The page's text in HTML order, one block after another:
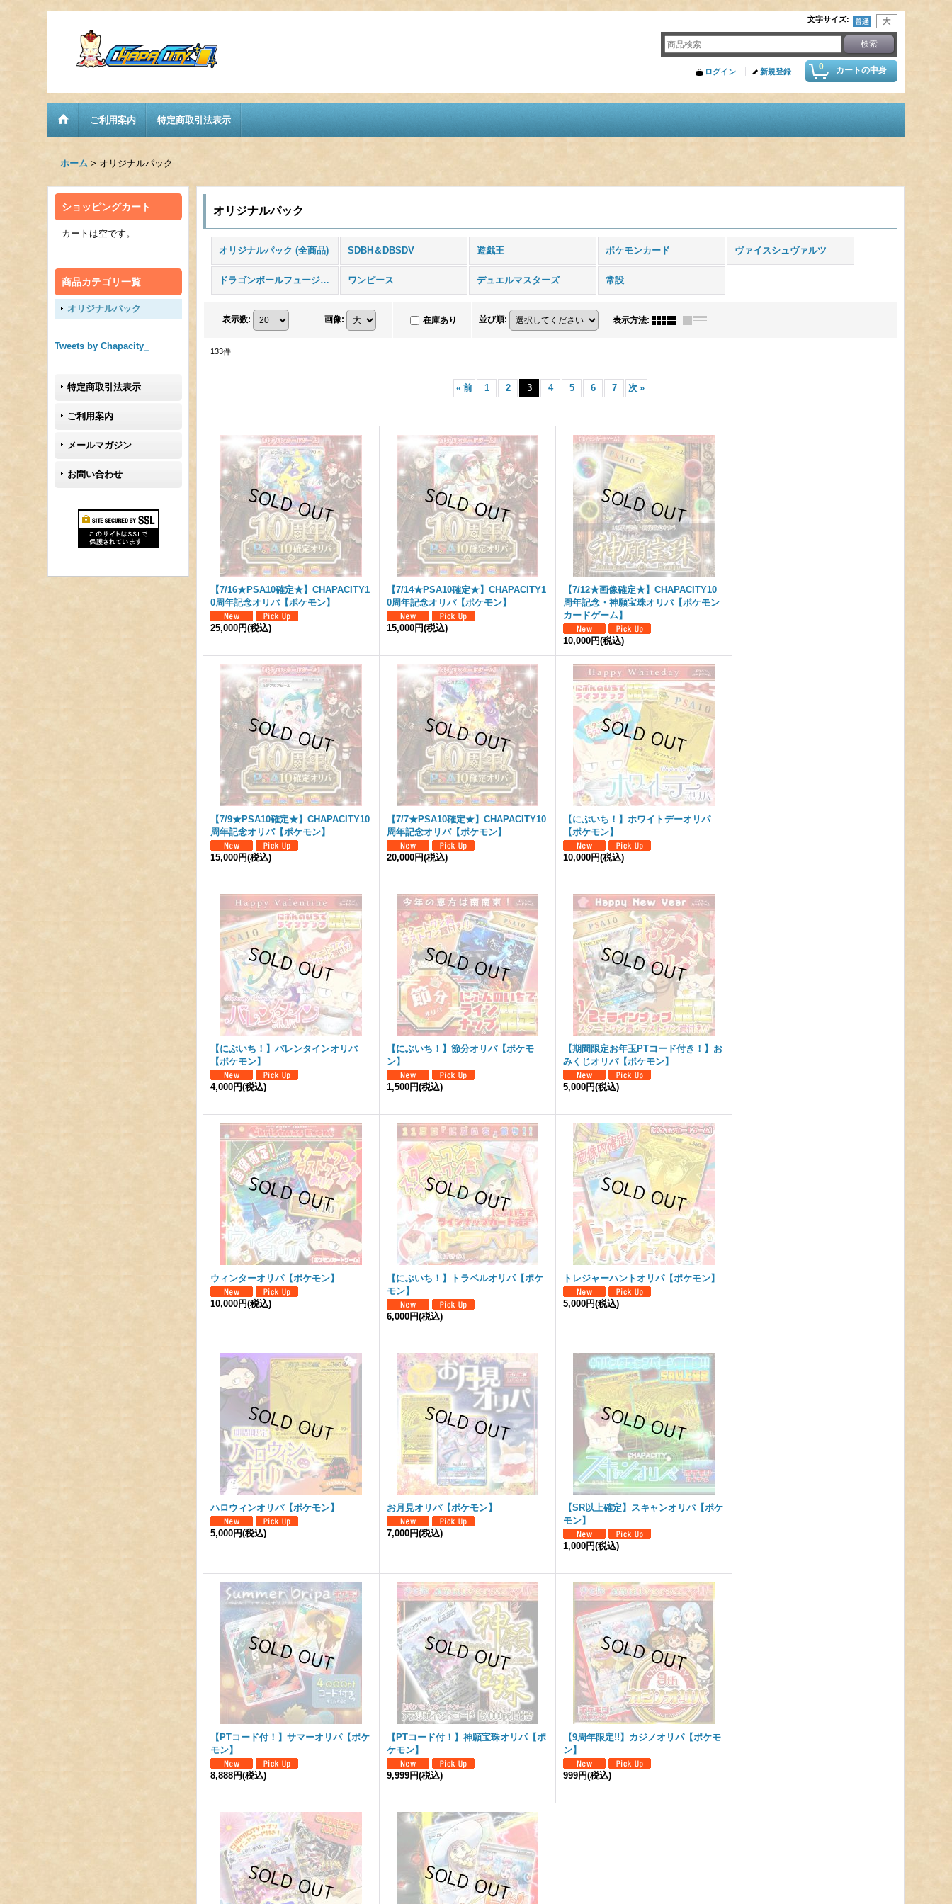
文字サイズ:
0 カートの中身
ログイン 新規登録
ご利用案内 特定商取引法表示
ホーム > オリジナルパック
ショッピングカート
カートは空です。
商品カテゴリ一覧
オリジナルパック
Tweets by Chapacity_
特定商取引法表示
ご利用案内
メールマガジン
お問い合わせ
オリジナルパック
オリジナルパック (全商品) SDBH＆DBSDV 遊戯王 ポケモンカード ヴァイスシュヴァルツ
ドラゴンボールフュージョンワールド ワンピース デュエルマスターズ 常設
表示数: 画像: 在庫あり 並び順: 表示方法:
133件
« 前 1 2 3 4 5 6 7 次 »
【7/16★PSA10確定★】CHAPACITY1
0周年記念オリパ【ポケモン】
25,000円(税込)
【7/14★PSA10確定★】CHAPACITY1
0周年記念オリパ【ポケモン】
15,000円(税込)
【7/12★画像確定★】CHAPACITY10
周年記念・神願宝珠オリパ【ポケモン
カードゲーム】
10,000円(税込)
【7/9★PSA10確定★】CHAPACITY10
周年記念オリパ【ポケモン】
15,000円(税込)
【7/7★PSA10確定★】CHAPACITY10
周年記念オリパ【ポケモン】
20,000円(税込)
【にぶいち！】ホワイトデーオリパ
【ポケモン】
10,000円(税込)
【にぶいち！】バレンタインオリパ
【ポケモン】
4,000円(税込)
【にぶいち！】節分オリパ【ポケモ
ン】
1,500円(税込)
【期間限定お年玉PTコード付き！】お
みくじオリパ【ポケモン】
5,000円(税込)
ウィンターオリパ【ポケモン】
10,000円(税込)
【にぶいち！】トラベルオリパ【ポケ
モン】
6,000円(税込)
トレジャーハントオリパ【ポケモン】
5,000円(税込)
ハロウィンオリパ【ポケモン】
5,000円(税込)
お月見オリパ【ポケモン】
7,000円(税込)
【SR以上確定】スキャンオリパ【ポケ
モン】
1,000円(税込)
【PTコード付！】サマーオリパ【ポケ
モン】
8,888円(税込)
【PTコード付！】神願宝珠オリパ【ポ
ケモン】
9,999円(税込)
【9周年限定!!】カジノオリパ【ポケモ
ン】
999円(税込)